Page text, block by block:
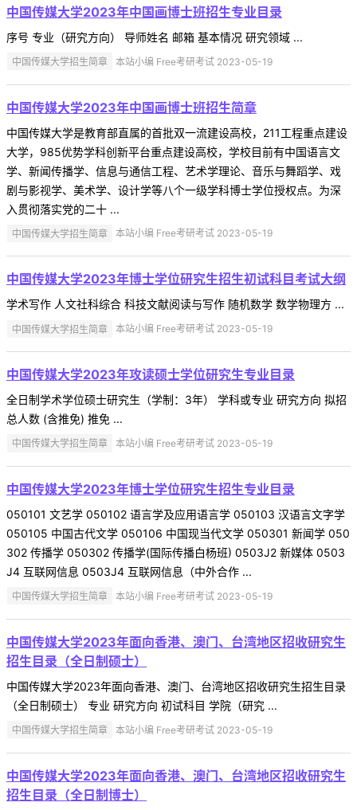
中国传媒大学2023年中国画博士班招生专业目录
序号 专业（研究方向） 导师姓名 邮箱 基本情况 研究领域 ...
中国传媒大学招生简章 本站小编 Free考研考试 2023-05-19
​中国传媒大学2023年中国画博士班招生简章
中国传媒大学是教育部直属的首批双一流建设高校，211工程重点建设
大学，985优势学科创新平台重点建设高校，学校目前有中国语言文
学、新闻传播学、信息与通信工程、艺术学理论、音乐与舞蹈学、戏
剧与影视学、美术学、设计学等八个一级学科博士学位授权点。为深
入贯彻落实党的二十 ...
中国传媒大学招生简章 本站小编 Free考研考试 2023-05-19
中国传媒大学2023年博士学位研究生招生初试科目考试大纲
学术写作 人文社科综合 科技文献阅读与写作 随机数学 数学物理方 ...
中国传媒大学招生简章 本站小编 Free考研考试 2023-05-19
中国传媒大学2023年攻读硕士学位研究生专业目录
全日制学术学位硕士研究生（学制：3年） 学科或专业 研究方向 拟招
总人数 (含推免) 推免 ...
中国传媒大学招生简章 本站小编 Free考研考试 2023-05-19
中国传媒大学2023年博士学位研究生招生专业目录
050101 文艺学 050102 语言学及应用语言学 050103 汉语言文字学
050105 中国古代文学 050106 中国现当代文学 050301 新闻学 050
302 传播学 050302 传播学(国际传播白杨班) 0503J2 新媒体 0503
J4 互联网信息 0503J4 互联网信息（中外合作 ...
中国传媒大学招生简章 本站小编 Free考研考试 2023-05-19
中国传媒大学2023年面向香港、澳门、台湾地区招收研究生
招生目录（全日制硕士）
中国传媒大学2023年面向香港、澳门、台湾地区招收研究生招生目录
（全日制硕士） 专业 研究方向 初试科目 学院（研究 ...
中国传媒大学招生简章 本站小编 Free考研考试 2023-05-19
中国传媒大学2023年面向香港、澳门、台湾地区招收研究生
招生目录（全日制博士）